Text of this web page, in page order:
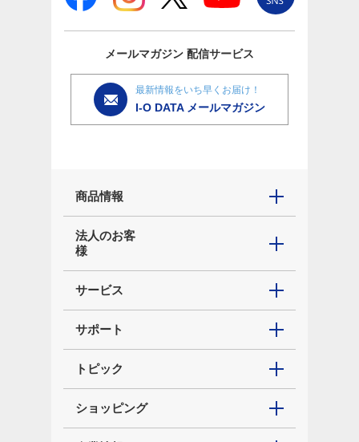
メールマガジン 配信サービス
最新情報をいち早くお届け！
I-O DATA メールマガジン
商品情報
法人のお客
様
サービス
サポート
トピック
ショッピング